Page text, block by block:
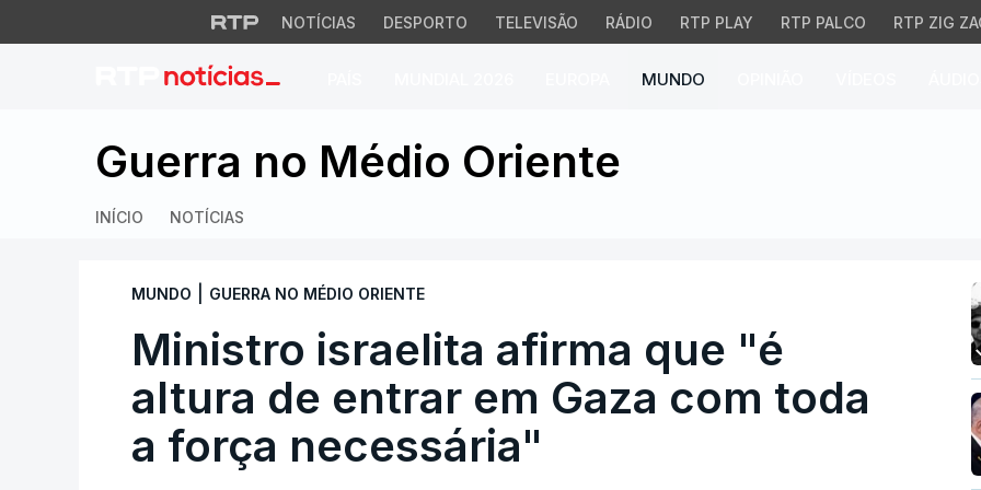
NOTÍCIAS DESPORTO TELEVISÃO RÁDIO RTP PLAY RTP PALCO RTP ZIG
MUNDO
Ministro israelita afirma que "é altura de
Guerra no Médio Oriente
INÍCIO NOTÍCIAS
MUNDO GUERRA NO MÉDIO ORIENTE
Ministro israelita afirma que "é
altura de entrar em Gaza com toda
a força necessária"